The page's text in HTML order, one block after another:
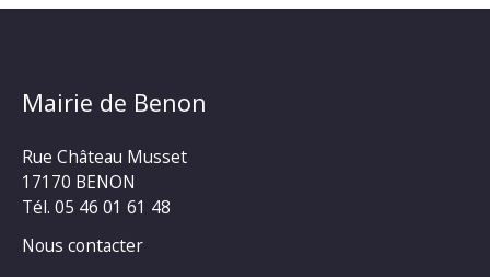
Mairie de Benon
Rue Château Musset
17170 BENON
Tél. 05 46 01 61 48
Nous contacter